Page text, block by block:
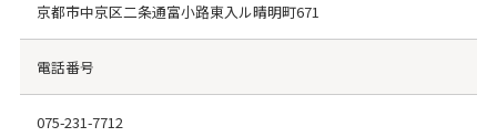
京都市中京区二条通富小路東入ル晴明町671
電話番号
075-231-7712